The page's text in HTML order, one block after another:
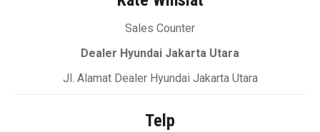
Sales Counter
Dealer Hyundai Jakarta Utara
Jl. Alamat Dealer Hyundai Jakarta Utara
Telp